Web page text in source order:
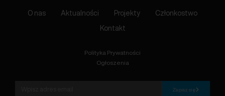
O nas Aktualności Projekty Członkostwo
Kontakt
Polityka Prywatności
Ogłoszenia
Zapisz się